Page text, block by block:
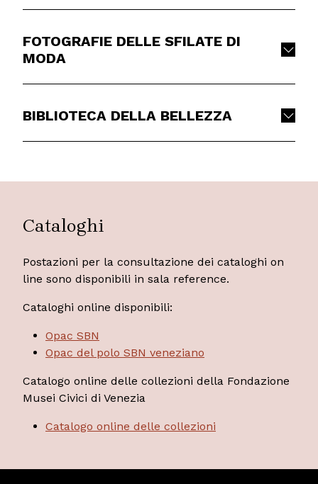
FOTOGRAFIE DELLE SFILATE DI
MODA
BIBLIOTECA DELLA BELLEZZA
Cataloghi
Postazioni per la consultazione dei cataloghi on
line sono disponibili in sala reference.
Cataloghi online disponibili:
Opac SBN
Opac del polo SBN veneziano
Catalogo online delle collezioni della Fondazione
Musei Civici di Venezia
Catalogo online delle collezioni